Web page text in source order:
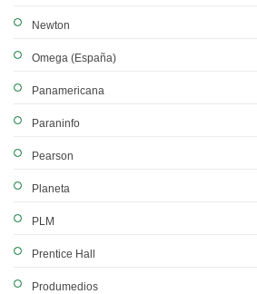
Newton
Omega (España)
Panamericana
Paraninfo
Pearson
Planeta
PLM
Prentice Hall
Produmedios